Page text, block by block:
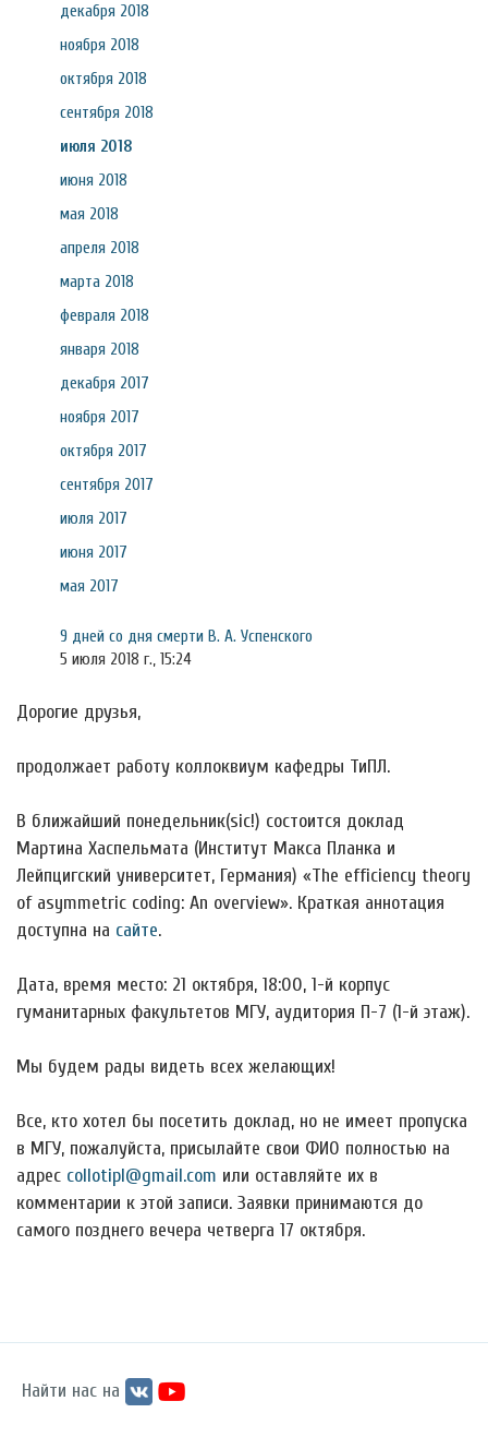
декабря 2018
ноября 2018
октября 2018
сентября 2018
июля 2018
июня 2018
мая 2018
апреля 2018
марта 2018
февраля 2018
января 2018
декабря 2017
ноября 2017
октября 2017
сентября 2017
июля 2017
июня 2017
мая 2017
9 дней со дня смерти В. А. Успенского
5 июля 2018 г., 15:24
Дорогие друзья,
продолжает работу коллоквиум кафедры ТиПЛ.
В ближайший понедельник(sic!) состоится доклад
Мартина Хаспельмата (Институт Макса Планка и
Лейпцигский университет, Германия) «The efficiency theory
of asymmetric coding: An overview». Краткая аннотация
доступна на сайте.
Дата, время место: 21 октября, 18:00, 1-й корпус
гуманитарных факультетов МГУ, аудитория П-7 (1-й этаж).
Мы будем рады видеть всех желающих!
Все, кто хотел бы посетить доклад, но не имеет пропуска
в МГУ, пожалуйста, присылайте свои ФИО полностью на
адрес collotipl@gmail.com или оставляйте их в
комментарии к этой записи. Заявки принимаются до
самого позднего вечера четверга 17 октября.
Найти нас на